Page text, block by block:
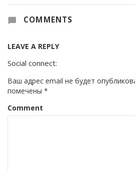
COMMENTS
LEAVE A REPLY
Social connect:
Ваш адрес email не будет
помечены *
Comment